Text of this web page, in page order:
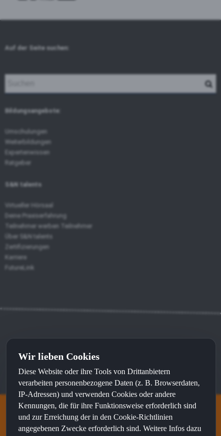
Auf der Seite suchen:
Bildungsangebote:
Umschulungen
Weiterbildungen
Expertenwissen
Ratgeber
S&N talents
Virtueller Hörsaal
Deine Praxiserfahrung
Teilnehmer werben Teilnehmer
Über S&N talents
Zertifizierungen
Karriere
FutureLink
Kontakt⦁Impressum
Made with bysunWeband recommended by
S&N talents ist eine Marke von
Wir lieben Cookies
Diese Website oder ihre Tools von Drittanbietern
verarbeiten personenbezogene Daten (z. B. Browserdaten,
IP-Adressen) und verwenden Cookies oder andere
Kennungen, die für ihre Funktionsweise erforderlich sind
und zur Erreichung der in den Cookie-Richtlinien
angegebenen Zwecke erforderlich sind. Weitere Infos dazu